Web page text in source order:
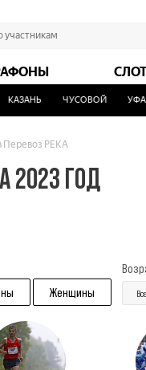
КАЗАНЬ ЧУСОВОЙ УФА
Перевоз РЕКА
2023 ГОД
Женщины Все